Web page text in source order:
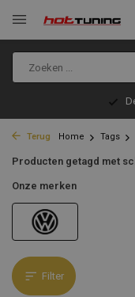
Terug Home Tags
Producten getagd met
Onze merken
Filter